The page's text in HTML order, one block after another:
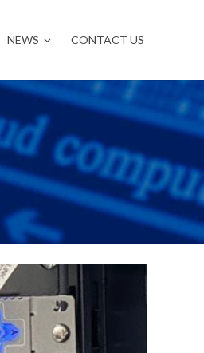
NEWS CONTACT US